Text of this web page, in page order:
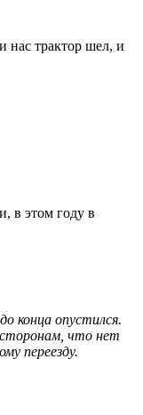
нас трактор шел, и
в этом году в
конца опустился.
что нет
переезду.